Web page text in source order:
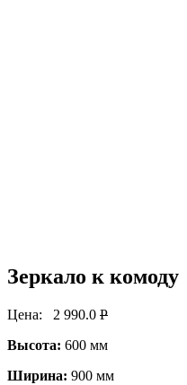
Зеркало к комоду
Цена: 2 990.0 P
Высота: 600 мм
Ширина: 900 мм